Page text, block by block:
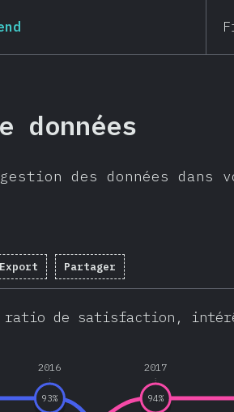
données
gestion des données
Export Partager
ratio de satisfaction,
2016 2017
93% 94%